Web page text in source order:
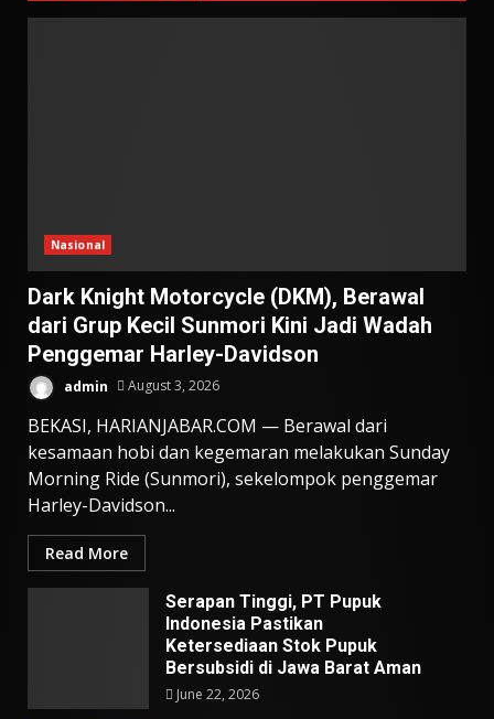
Nasional
Dark Knight Motorcycle (DKM), Berawal
dari Grup Kecil Sunmori Kini Jadi Wadah
Penggemar Harley-Davidson
admin August 3, 2026
BEKASI, HARIANJABAR.COM — Berawal dari
kesamaan hobi dan kegemaran melakukan Sunday
Morning Ride (Sunmori), sekelompok penggemar
Harley-Davidson...
Read More
Serapan Tinggi, PT Pupuk
Indonesia Pastikan
Ketersediaan Stok Pupuk
Bersubsidi di Jawa Barat Aman
June 22, 2026